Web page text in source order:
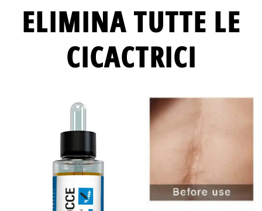
ELIMINA TUTTE LE
CICACTRICI